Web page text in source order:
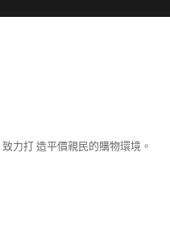
力打 造平價親民的購物環境。